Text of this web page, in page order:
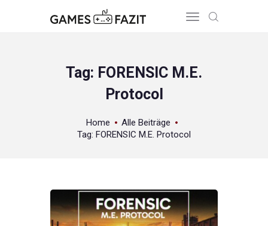
Tag: FORENSIC M.E.
Protocol
Home
Alle Beiträge
Tag: FORENSIC M.E. Protocol
GAME RELEASES